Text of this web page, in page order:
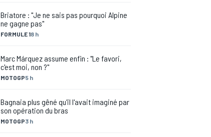
FORMULE 18 h
Briatore : "Je ne sais pas pourquoi Alpine
ne gagne pas"
MOTOGP5 h
Marc Márquez assume enfin : "Le favori,
c'est moi, non ?"
MOTOGP3 h
Bagnaia plus gêné qu'il l'avait imaginé par
son opération du bras